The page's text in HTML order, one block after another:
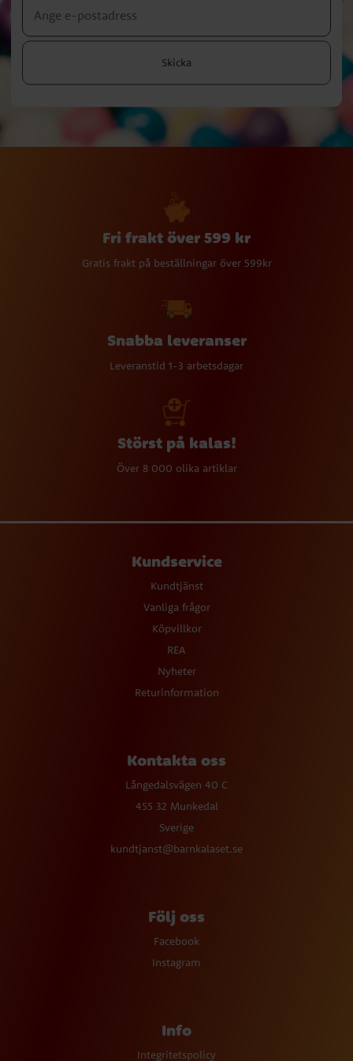
Skicka
Fri frakt över 599 kr
Gratis frakt på beställningar över 599kr
Snabba leveranser
Leveranstid 1-3 arbetsdagar
Störst på kalas!
Över 8 000 olika artiklar
Kundservice
Kundtjänst
Vanliga frågor
Köpvillkor
REA
Nyheter
Returinformation
Kontakta oss
Långedalsvägen 40 C
455 32 Munkedal
Sverige
kundtjanst@barnkalaset.se
Följ oss
Facebook
Instagram
Info
Integritetspolicy